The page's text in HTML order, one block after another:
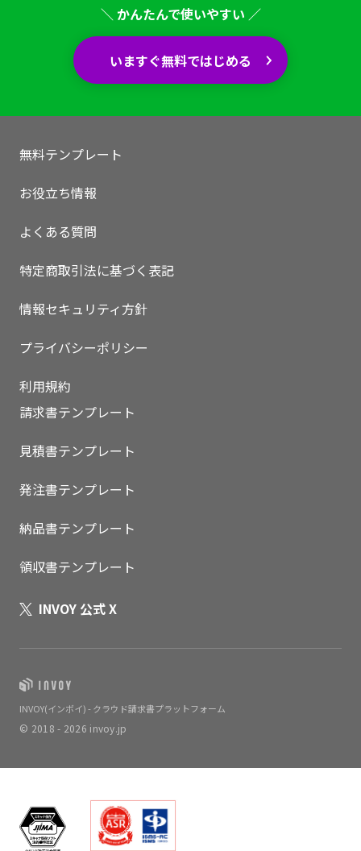
いますぐ無料登録
＼ かんたんで使いやすい ／
いますぐ無料ではじめる
無料テンプレート
お役立ち情報
よくある質問
特定商取引法に基づく表記
情報セキュリティ方針
プライバシーポリシー
利用規約
請求書テンプレート
見積書テンプレート
発注書テンプレート
納品書テンプレート
領収書テンプレート
INVOY 公式 X
INVOY(インボイ) - クラウド請求書プラットフォーム
© 2018 - 2026 invoy.jp